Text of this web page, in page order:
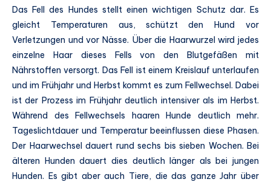
Das Fell des Hundes stellt einen wichtigen Schutz dar. Es
gleicht Temperaturen aus, schützt den Hund vor
Verletzungen und vor Nässe. Über die Haarwurzel wird jedes
einzelne Haar dieses Fells von den Blutgefäßen mit
Nährstoffen versorgt. Das Fell ist einem Kreislauf unterlaufen
und im Frühjahr und Herbst kommt es zum Fellwechsel. Dabei
ist der Prozess im Frühjahr deutlich intensiver als im Herbst.
Während des Fellwechsels haaren Hunde deutlich mehr.
Tageslichtdauer und Temperatur beeinflussen diese Phasen.
Der Haarwechsel dauert rund sechs bis sieben Wochen. Bei
älteren Hunden dauert dies deutlich länger als bei jungen
Hunden. Es gibt aber auch Tiere, die das ganze Jahr über